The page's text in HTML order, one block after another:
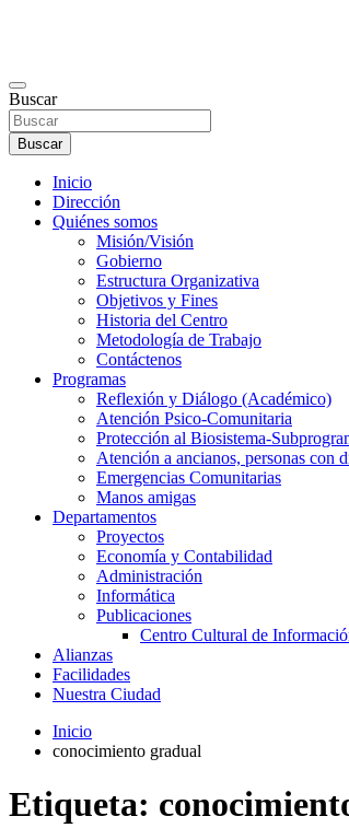
Buscar
Buscar
Inicio
Dirección
Quiénes somos
Misión/Visión
Gobierno
Estructura Organizativa
Objetivos y Fines
Historia del Centro
Metodología de Trabajo
Contáctenos
Programas
Reflexión y Diálogo (Académico)
Atención Psico-Comunitaria
Protección al Biosistema-
Atención a ancianos, personas con
Emergencias Comunitarias
Manos amigas
Departamentos
Proyectos
Economía y Contabilidad
Administración
Informática
Publicaciones
Centro Cultural de
Alianzas
Facilidades
Nuestra Ciudad
Inicio
conocimiento gradual
Etiqueta: